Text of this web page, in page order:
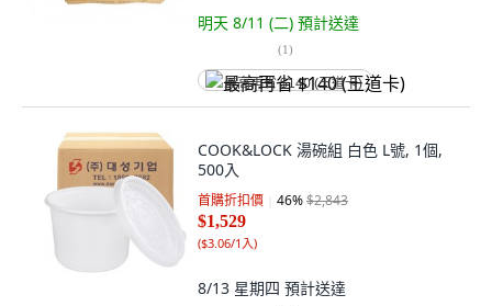
明天 8/11 (二) 預計送達
(1)
最高再省 $140 (王道卡)
COOK&LOCK 湯碗組 白色 L號, 1個,
500入
首購折扣價 46%$2,843
$1,529
($3.06/1入)
8/13 星期四 預計送達